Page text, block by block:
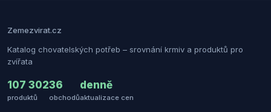
Zemezvirat.cz
Katalog chovatelských potřeb – srovnání krmiv a produktů pro
zvířata
107 302
produktů
36
obchodů
denně
aktualizace cen